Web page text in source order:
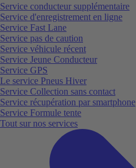
Service conducteur supplémentaire
Service d'enregistrement en ligne
Service Fast Lane
Service pas de caution
Service véhicule récent
Service Jeune Conducteur
Service GPS
Le service Pneus Hiver
Service Collection sans contact
Service récupération par smartphone
Service Formule tente
Tout sur nos services